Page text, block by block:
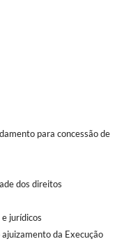
para concessão de
dos direitos
jurídicos
da Execução